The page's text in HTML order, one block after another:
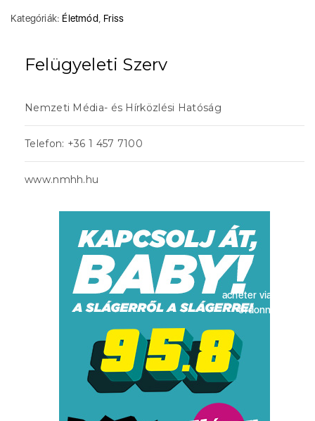
Kategóriák: Életmód Friss
Felügyeleti Szerv
Nemzeti Média- és Hírközlési Hatóság
Telefon: +36 1 457 7100
www.nmhh.hu
acheter viagra sans
ordonnance